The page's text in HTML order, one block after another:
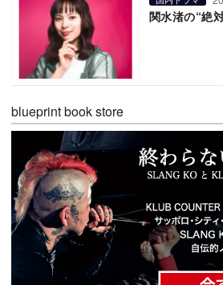
関水渚の“絶
blueprint book store